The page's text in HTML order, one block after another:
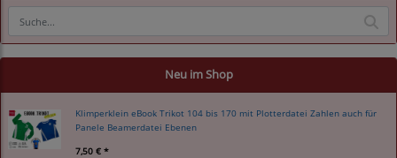
Neu im Shop
Klimperklein eBook Trikot 104 bis 170 mit Plotterdatei Zahlen auch für
Panele Beamerdatei Ebenen
7,50 € *